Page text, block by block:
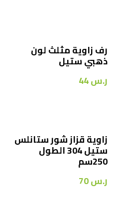
رف زاوية مثلث لون
ذهبي ستيل
ر.س44
زاوية قزاز شور ستانلس
ستيل 304 الطول
250سم
ر.س70